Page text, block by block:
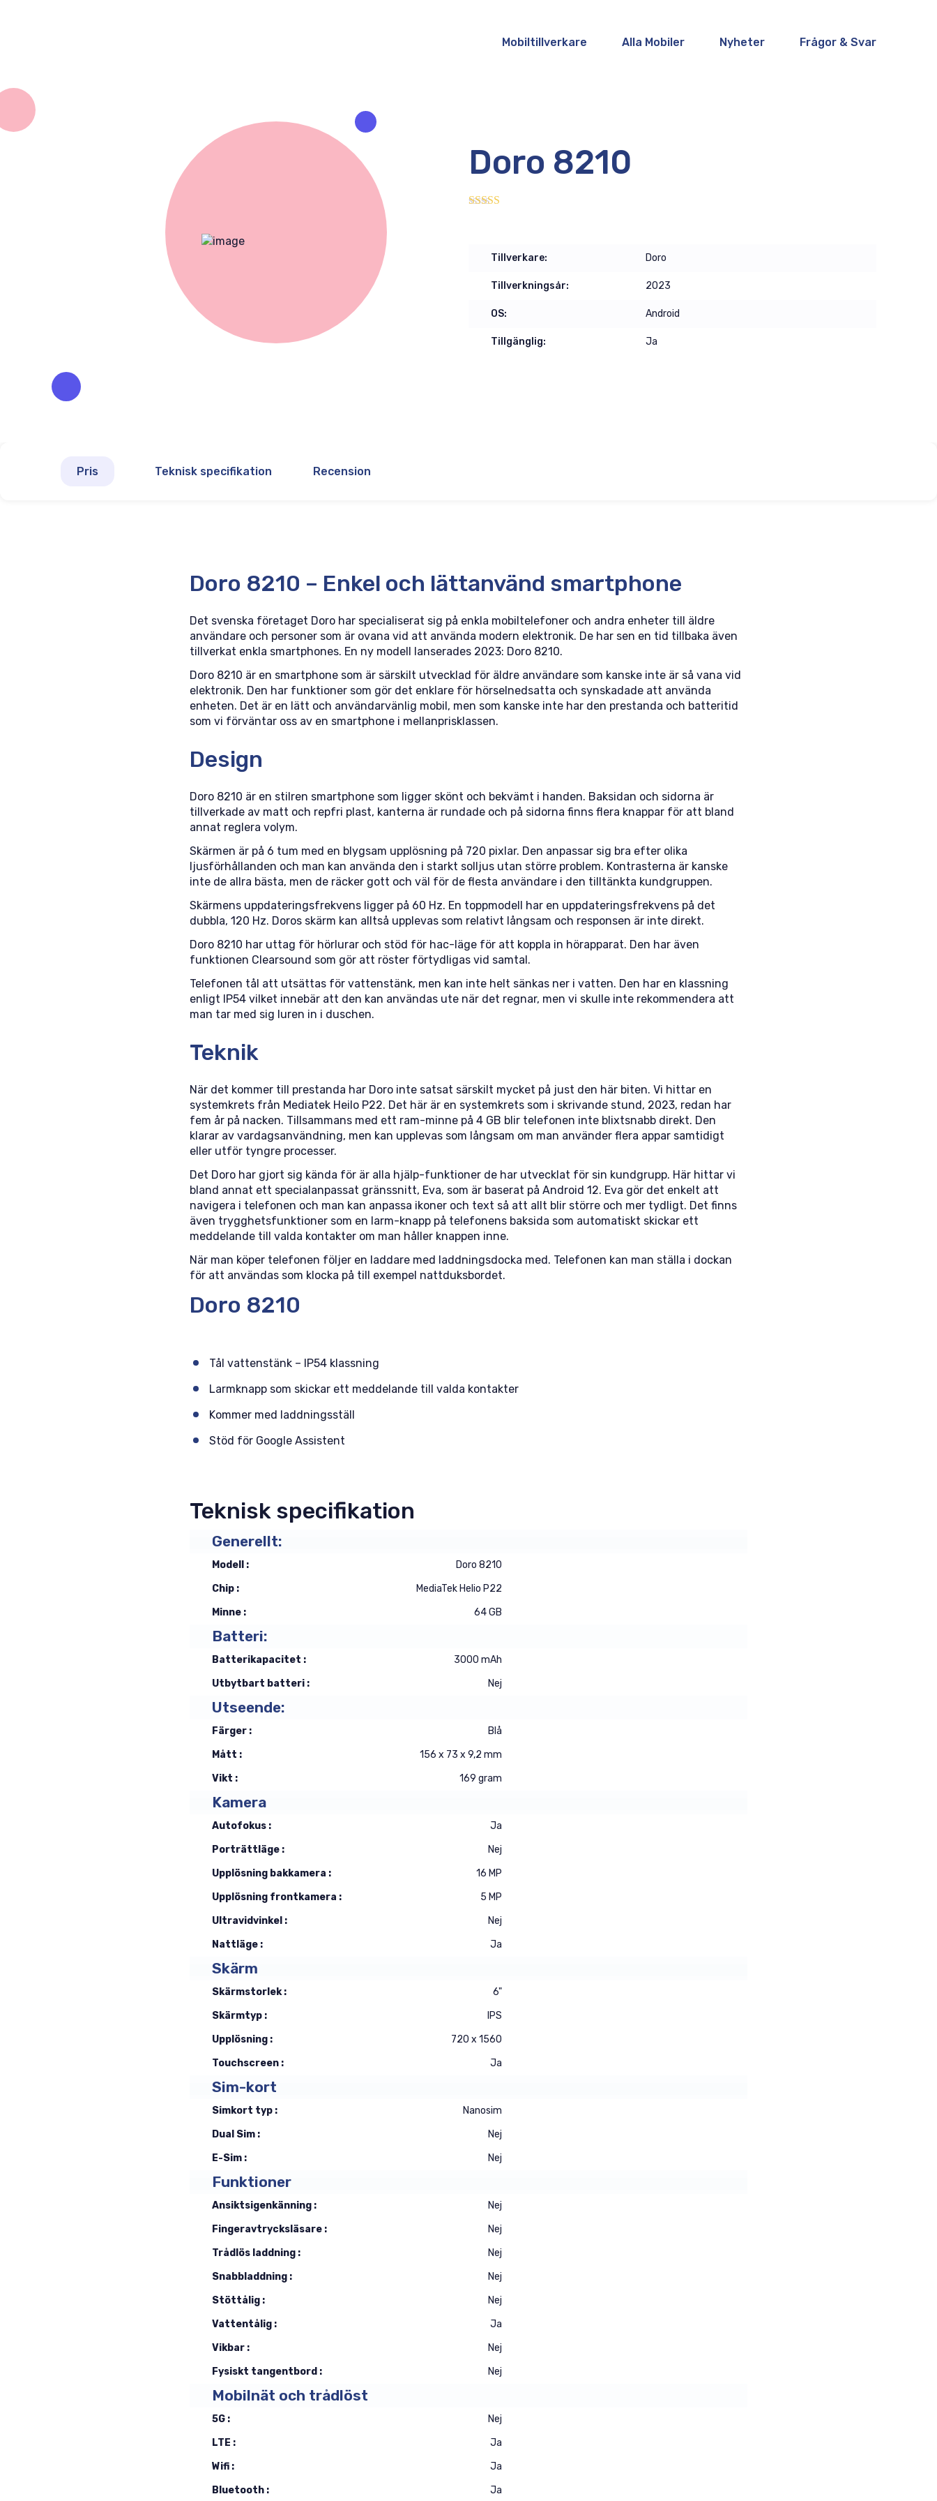
Mobiltillverkare Alla Mobiler Nyheter Frågor & Svar
Doro 8210
Tillverkare: Doro
Tillverkningsår: 2023
OS: Android
Tillgänglig: Ja
Pris Teknisk specifikation Recension
Doro 8210 – Enkel och lättanvänd smartphone
Det svenska företaget Doro har specialiserat sig på enkla mobiltelefoner och andra enheter till äldre
användare och personer som är ovana vid att använda modern elektronik. De har sen en tid tillbaka även
tillverkat enkla smartphones. En ny modell lanserades 2023: Doro 8210.
Doro 8210 är en smartphone som är särskilt utvecklad för äldre användare som kanske inte är så vana vid
elektronik. Den har funktioner som gör det enklare för hörselnedsatta och synskadade att använda
enheten. Det är en lätt och användarvänlig mobil, men som kanske inte har den prestanda och batteritid
som vi förväntar oss av en smartphone i mellanprisklassen.
Design
Doro 8210 är en stilren smartphone som ligger skönt och bekvämt i handen. Baksidan och sidorna är
tillverkade av matt och repfri plast, kanterna är rundade och på sidorna finns flera knappar för att bland
annat reglera volym.
Skärmen är på 6 tum med en blygsam upplösning på 720 pixlar. Den anpassar sig bra efter olika
ljusförhållanden och man kan använda den i starkt solljus utan större problem. Kontrasterna är kanske
inte de allra bästa, men de räcker gott och väl för de flesta användare i den tilltänkta kundgruppen.
Skärmens uppdateringsfrekvens ligger på 60 Hz. En toppmodell har en uppdateringsfrekvens på det
dubbla, 120 Hz. Doros skärm kan alltså upplevas som relativt långsam och responsen är inte direkt.
Doro 8210 har uttag för hörlurar och stöd för hac-läge för att koppla in hörapparat. Den har även
funktionen Clearsound som gör att röster förtydligas vid samtal.
Telefonen tål att utsättas för vattenstänk, men kan inte helt sänkas ner i vatten. Den har en klassning
enligt IP54 vilket innebär att den kan användas ute när det regnar, men vi skulle inte rekommendera att
man tar med sig luren in i duschen.
Teknik
När det kommer till prestanda har Doro inte satsat särskilt mycket på just den här biten. Vi hittar en
systemkrets från Mediatek Heilo P22. Det här är en systemkrets som i skrivande stund, 2023, redan har
fem år på nacken. Tillsammans med ett ram-minne på 4 GB blir telefonen inte blixtsnabb direkt. Den
klarar av vardagsanvändning, men kan upplevas som långsam om man använder flera appar samtidigt
eller utför tyngre processer.
Det Doro har gjort sig kända för är alla hjälp-funktioner de har utvecklat för sin kundgrupp. Här hittar vi
bland annat ett specialanpassat gränssnitt, Eva, som är baserat på Android 12. Eva gör det enkelt att
navigera i telefonen och man kan anpassa ikoner och text så att allt blir större och mer tydligt. Det finns
även trygghetsfunktioner som en larm-knapp på telefonens baksida som automatiskt skickar ett
meddelande till valda kontakter om man håller knappen inne.
När man köper telefonen följer en laddare med laddningsdocka med. Telefonen kan man ställa i dockan
för att användas som klocka på till exempel nattduksbordet.
Doro 8210
Tål vattenstänk – IP54 klassning
Larmknapp som skickar ett meddelande till valda kontakter
Kommer med laddningsställ
Stöd för Google Assistent
Teknisk specifikation
Generellt:
Modell :
Doro 8210
Chip :
MediaTek Helio P22
Minne :
64 GB
Batteri:
Batterikapacitet :
3000 mAh
Utbytbart batteri :
Nej
Utseende:
Färger :
Blå
Mått :
156 x 73 x 9,2 mm
Vikt :
169 gram
Kamera
Autofokus :
Ja
Porträttläge :
Nej
Upplösning bakkamera :
16 MP
Upplösning frontkamera :
5 MP
Ultravidvinkel :
Nej
Nattläge :
Ja
Skärm
Skärmstorlek :
6"
Skärmtyp :
IPS
Upplösning :
720 x 1560
Touchscreen :
Ja
Sim-kort
Simkort typ :
Nanosim
Dual Sim :
Nej
E-Sim :
Nej
Funktioner
Ansiktsigenkänning :
Nej
Fingeravtrycksläsare :
Nej
Trådlös laddning :
Nej
Snabbladdning :
Nej
Stöttålig :
Nej
Vattentålig :
Ja
Vikbar :
Nej
Fysiskt tangentbord :
Nej
Mobilnät och trådlöst
5G :
Nej
LTE :
Ja
Wifi :
Ja
Bluetooth :
Ja